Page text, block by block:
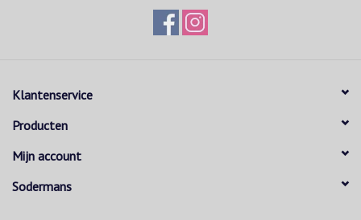
Klantenservice
Producten
Mijn account
Sodermans